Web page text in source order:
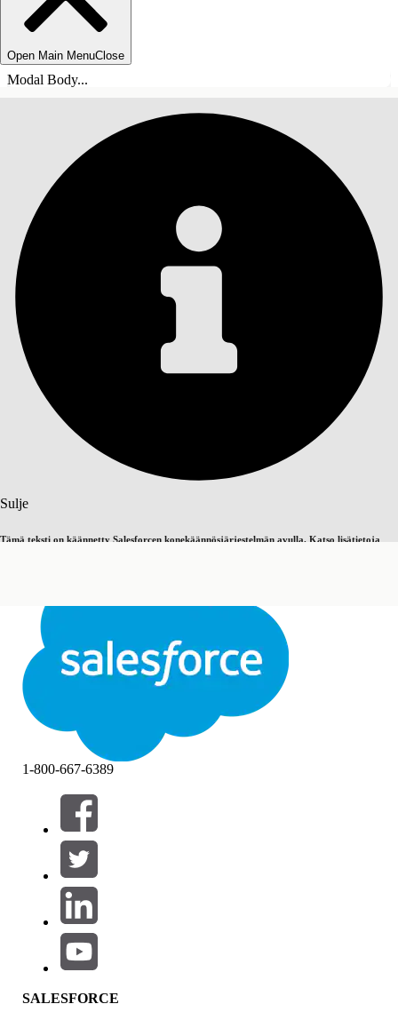
Open Main MenuClose
Modal Body...
Sulje
Tämä teksti on käännetty Salesforcen konekäännösjärjestelmän avulla. Katso lisätietoja
Sulje
SISÄLLYSLUETTELO
Suodattimet (0)
VALITSE SUODATTIMET
Tuotealue
Ominaisuuden vaikutus
1-800-667-6389
SALESFORCE